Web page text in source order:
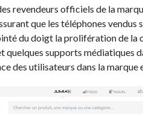
revendeurs officiels de la
que les téléphones vendus
du doigt la prolifération de la
quelques supports médiatiques
des utilisateurs dans la marque